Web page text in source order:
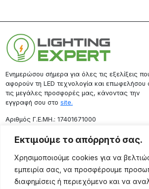
Εκτιμούμε το απόρρητό σας.
Χρησιμοποιούμε cookies για να
εμπειρία σας, να προσφέρουμε
διαφημίσεις ή περιεχόμενο και να
Ενημερώσου σήμερα για όλες τις εξελίξεις
αφορούν τη LED τεχνολογία και επωφελήσου
τις μεγάλες προσφορές μας, κάνοντας την
εγγραφή σου στο site.
Aριθμός Γ.Ε.ΜΗ.: 17401671000
Επικοινωνία
Ρόδου 133, Αθήνα 10443
(+30) 211 725 5427
sales@lightingexpert.gr